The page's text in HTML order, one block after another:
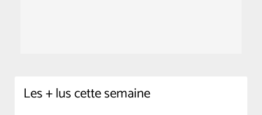
Les + lus cette semaine